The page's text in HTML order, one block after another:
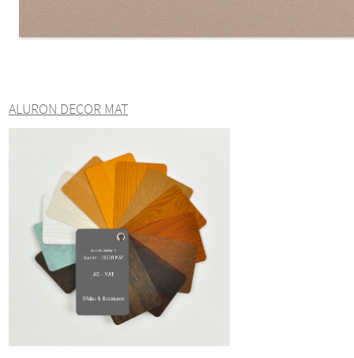
ALURON DECOR MAT